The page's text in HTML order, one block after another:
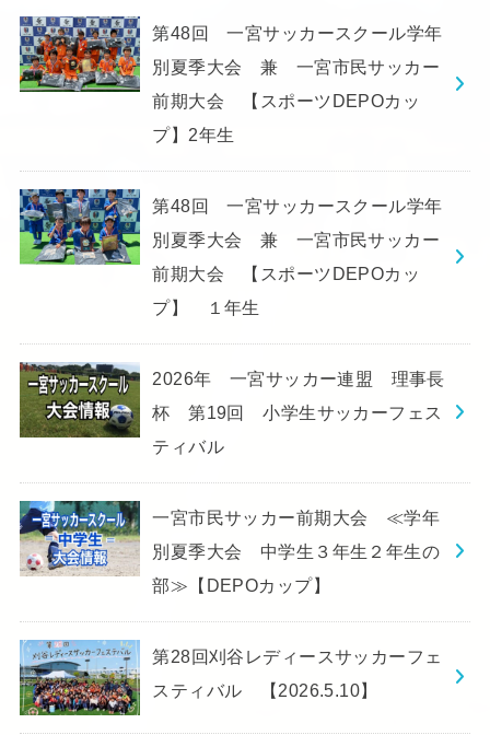
第48回 一宮サッカースクール学年
別夏季大会 兼 一宮市民サッカー
前期大会 【スポーツDEPOカッ
プ】2年生
第48回 一宮サッカースクール学年
別夏季大会 兼 一宮市民サッカー
前期大会 【スポーツDEPOカッ
プ】 １年生
2026年 一宮サッカー連盟 理事長
杯 第19回 小学生サッカーフェス
ティバル
一宮市民サッカー前期大会 ≪学年
別夏季大会 中学生３年生２年生の
部≫【DEPOカップ】
第28回刈谷レディースサッカーフェ
スティバル 【2026.5.10】